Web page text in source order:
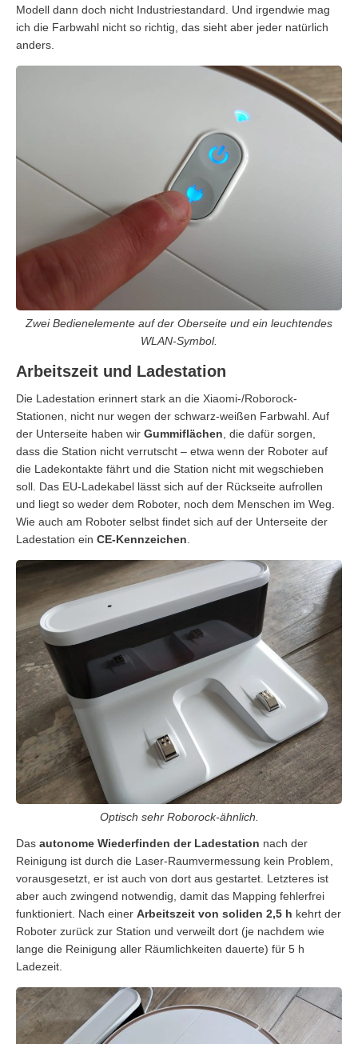
Modell dann doch nicht Industriestandard. Und irgendwie mag
ich die Farbwahl nicht so richtig, das sieht aber jeder natürlich
anders.
Zwei Bedienelemente auf der Oberseite und ein leuchtendes
WLAN-Symbol.
Arbeitszeit und Ladestation
Die Ladestation erinnert stark an die Xiaomi-/Roborock-
Stationen, nicht nur wegen der schwarz-weißen Farbwahl. Auf
der Unterseite haben wir Gummiflächen , die dafür sorgen,
dass die Station nicht verrutscht – etwa wenn der Roboter auf
die Ladekontakte fährt und die Station nicht mit wegschieben
soll. Das EU-Ladekabel lässt sich auf der Rückseite aufrollen
und liegt so weder dem Roboter, noch dem Menschen im Weg.
Wie auch am Roboter selbst findet sich auf der Unterseite der
Ladestation ein CE-Kennzeichen
Optisch sehr Roborock-ähnlich.
Das autonome Wiederfinden der Ladestation nach der
Reinigung ist durch die Laser-Raumvermessung kein Problem,
vorausgesetzt, er ist auch von dort aus gestartet. Letzteres ist
aber auch zwingend notwendig, damit das Mapping fehlerfrei
funktioniert. Nach einer Arbeitszeit von soliden 2,5 h kehrt der
Roboter zurück zur Station und verweilt dort (je nachdem wie
lange die Reinigung aller Räumlichkeiten dauerte) für 5 h
Ladezeit.